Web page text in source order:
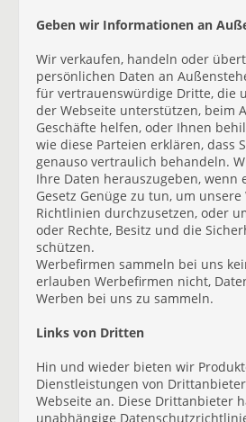
Geben wir Informationen an
Wir verkaufen, handeln oder
persönlichen Daten an
für vertrauenswürdige Dritte, die
der Webseite unterstützen, beim
Geschäfte helfen, oder Ihnen
wie diese Parteien erklären, dass
genauso vertraulich behandeln.
Ihre Daten herauszugeben, wenn
Gesetz Genüge zu tun, um unsere
Richtlinien durchzusetzen, oder
oder Rechte, Besitz und die
schützen.
Werbefirmen sammeln bei uns
erlauben Werbefirmen nicht,
Werben bei uns zu sammeln.
Links von Dritten
Hin und wieder bieten wir
Dienstleistungen von
Webseite an. Diese Drittanbieter
unabhängige